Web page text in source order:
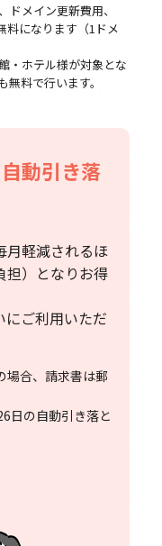
メイン更新費用、
料になります（1ドメ
・ホテル様が対象とな
料で行います。
自動引き落
月軽減されるほ
担）となりお得
にご利用いただ
場合、請求書は郵
日の自動引き落と